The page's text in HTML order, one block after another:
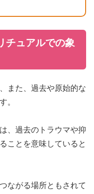
チュアルでの象
また、過去や原始的な
。
、過去のトラウマや抑
ことを意味していると
ながる場所ともされて